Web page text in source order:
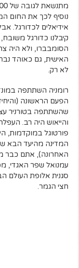
נוסיף לכך את החום
אידיאלים לכדורגל.
הסומבברו, ולא היה
האישית, גם כאוהד
לא רק.
הפעם הראשונה
שהשתתפה בטורניר
והייאוש היה רב.
פורטוגל במוקדמות,
המדינה מהיעד הבא
האחרונה), אתם כבר
חצי הגמר.